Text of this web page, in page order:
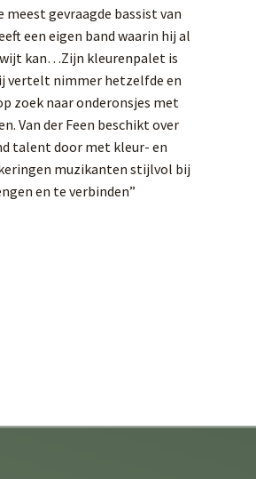
meest gevraagde bassist van
een eigen band waarin hij al
kan…Zijn kleurenpalet is
vertelt nimmer hetzelfde en
zoek naar onderonsjes met
Van der Feen beschikt over
talent door met kleur- en
muzikanten stijlvol bij
en te verbinden”